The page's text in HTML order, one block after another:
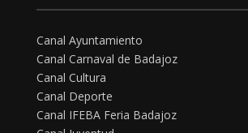
Canal Ayuntamiento
Canal Carnaval de Badajoz
Canal Cultura
Canal Deporte
Canal IFEBA Feria Badajoz